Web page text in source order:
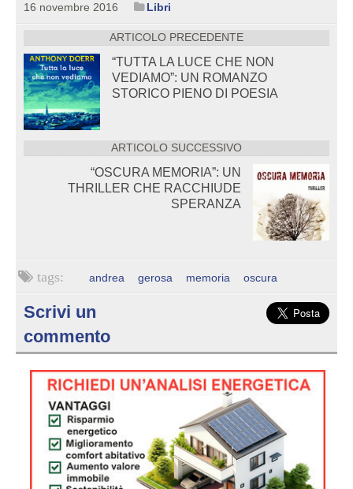
16 novembre 2016 Libri
ARTICOLO PRECEDENTE
“TUTTA LA LUCE CHE NON
VEDIAMO”: UN ROMANZO
STORICO PIENO DI POESIA
ARTICOLO SUCCESSIVO
“OSCURA MEMORIA”: UN
THRILLER CHE RACCHIUDE
SPERANZA
andrea gerosa memoria oscura
Scrivi un
commento